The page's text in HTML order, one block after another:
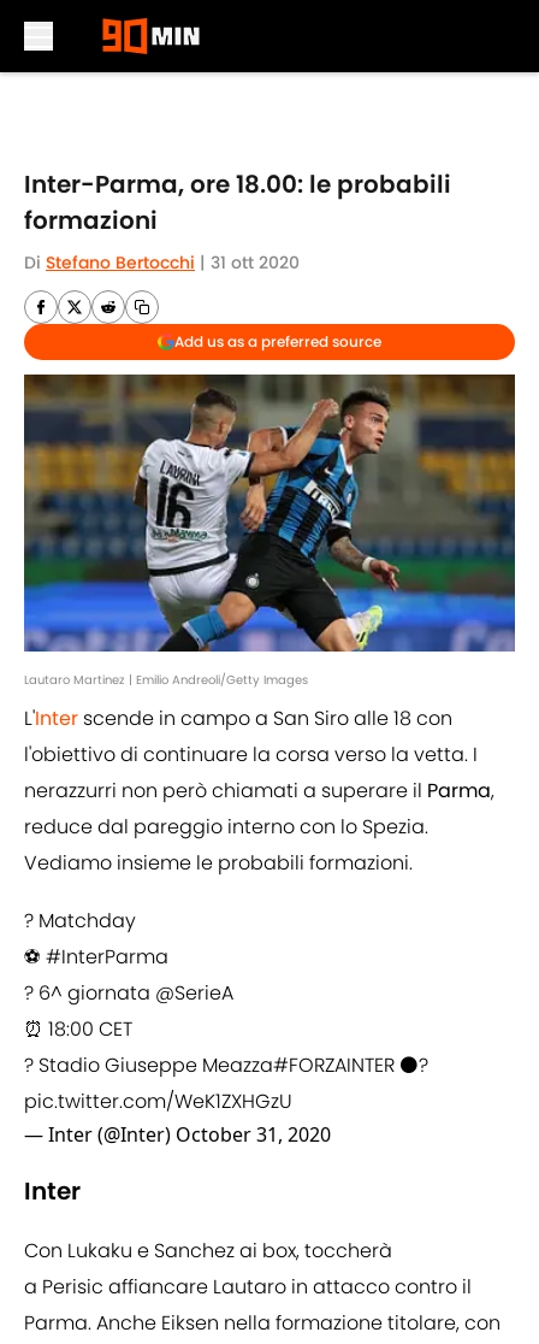
Inter-Parma, ore 18.00: le probabili
formazioni
Di Stefano Bertocchi | 31 ott 2020
Add us as a preferred source
Lautaro Martinez | Emilio Andreoli/Getty Images
L'Inter scende in campo a San Siro alle 18 con
l'obiettivo di continuare la corsa verso la vetta. I
nerazzurri non però chiamati a superare il Parma,
reduce dal pareggio interno con lo Spezia.
Vediamo insieme le probabili formazioni.
? Matchday
⚽ #InterParma
? 6^ giornata @SerieA
⏰ 18:00 CET
?️ Stadio Giuseppe Meazza#FORZAINTER ⚫?
pic.twitter.com/WeK1ZXHGzU
— Inter (@Inter) October 31, 2020
Inter
Con Lukaku e Sanchez ai box, toccherà
a Perisic affiancare Lautaro in attacco contro il
Parma. Anche Eiksen nella formazione titolare, con